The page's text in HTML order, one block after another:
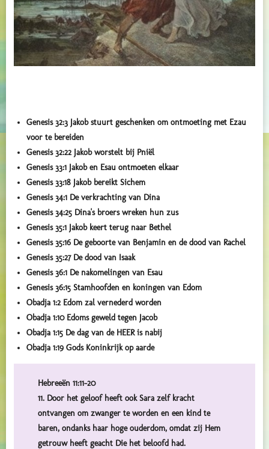
Genesis 32:3 Jakob stuurt geschenken om ontmoeting met Ezau
voor te bereiden
Genesis 32:22 Jakob worstelt bij Pniël
Genesis 33:1 Jakob en Esau ontmoeten elkaar
Genesis 33:18 Jakob bereikt Sichem
Genesis 34:1 De verkrachting van Dina
Genesis 34:25 Dina's broers wreken hun zus
Genesis 35:1 Jakob keert terug naar Bethel
Genesis 35:16 De geboorte van Benjamin en de dood van Rachel
Genesis 35:27 De dood van Isaak
Genesis 36:1 De nakomelingen van Esau
Genesis 36:15 Stamhoofden en koningen van Edom
Obadja 1:2 Edom zal vernederd worden
Obadja 1:10 Edoms geweld tegen Jacob
Obadja 1:15 De dag van de HEER is nabij
Obadja 1:19 Gods Koninkrijk op aarde
Hebreeën 11:11-20
11. Door het geloof heeft ook Sara zelf kracht
ontvangen om zwanger te worden en een kind te
baren, ondanks haar hoge ouderdom, omdat zij Hem
getrouw heeft geacht Die het beloofd had.